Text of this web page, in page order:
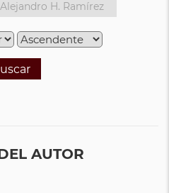
AUTOR